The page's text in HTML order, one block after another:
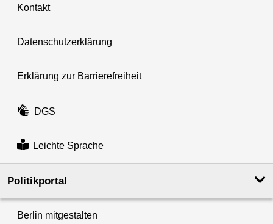
Kontakt
Datenschutzerklärung
Erklärung zur Barrierefreiheit
DGS
Leichte Sprache
Politikportal
Berlin mitgestalten